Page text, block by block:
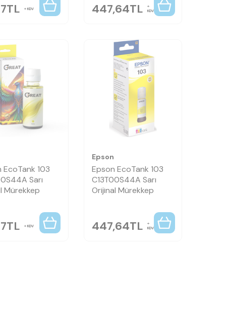
TL KDV 447,64TL KDV
EcoTank 103
Sarı
Mürekkep
TL KDV
Epson
Epson EcoTank 103
C13T00S44A Sarı
Orijinal Mürekkep
447,64TL KDV